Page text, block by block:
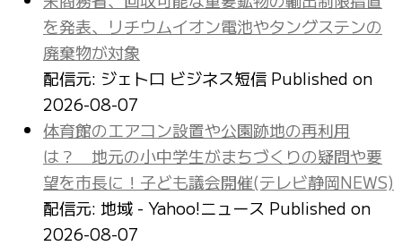
を発表、リチウムイオン電池やタングステンの
廃棄物が対象
配信元: ジェトロ ビジネス短信 Published on
2026-08-07
体育館のエアコン設置や公園跡地の再利用
は？ 地元の小中学生がまちづくりの疑問や要
望を市長に！子ども議会開催(テレビ静岡NEWS)
配信元: 地域 - Yahoo!ニュース Published on
2026-08-07